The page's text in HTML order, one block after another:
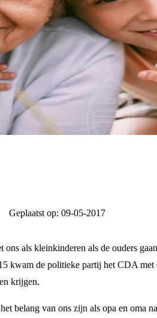
Geplaatst op: 09-05-2017
als kleinkinderen als de ouders
kwam de politieke partij het CDA
krijgen.
belang van ons zijn als opa en oma